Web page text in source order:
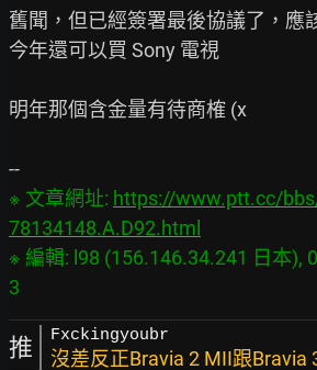
舊聞，但已經簽署最後協議了，應
今年還可以買 Sony 電視
明年那個含金量有待商榷 (x
※ 文章網址: https://www.ptt.cc/
78134148.A.D92.html
※ 編輯: l98 (156.146.34.241 日本),
推 Fxckingyoubr
沒差反正Bravia 2 MII跟Bravia